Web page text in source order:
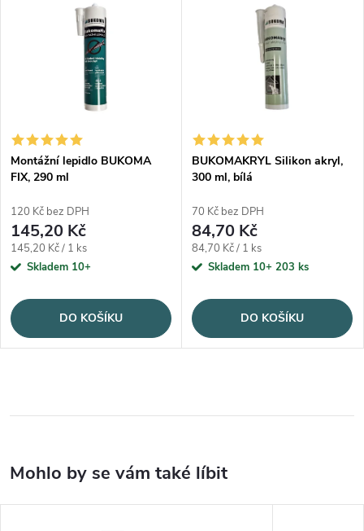
Montážní lepidlo BUKOMA
FIX, 290 ml
120 Kč bez DPH
145,20 Kč
Měrná cena:
145,20 Kč / 1 ks
Skladem 10+
DO KOŠÍKU
BUKOMAKRYL Silikon akryl,
300 ml, bílá
70 Kč bez DPH
84,70 Kč
Měrná cena:
84,70 Kč / 1 ks
Skladem 10+ 203 ks
DO KOŠÍKU